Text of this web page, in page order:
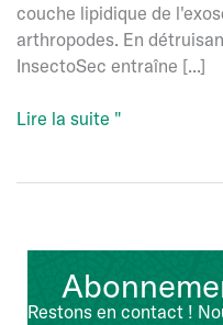
couche lipidique de
arthropodes. En
InsectoSec entraîne [...]
InsectoSec
Lire la suite "
Restons en contact !